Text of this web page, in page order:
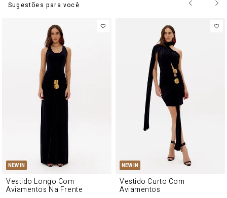
Sugestões para você
NEW IN
Vestido Longo Com
Aviamentos Na Frente
NEW IN
Vestido Curto Com
Aviamentos